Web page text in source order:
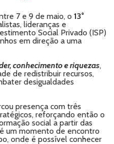
7 e 9 de maio, o 13°
lideranças e
Social Privado (ISP)
em direção a uma
conhecimento e riquezas,
de redistribuir recursos,
desigualdades
presença com três
reforçando então o
social a partir das
é um momento de encontro
onde é possível conhecer